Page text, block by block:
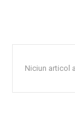
Niciun articol